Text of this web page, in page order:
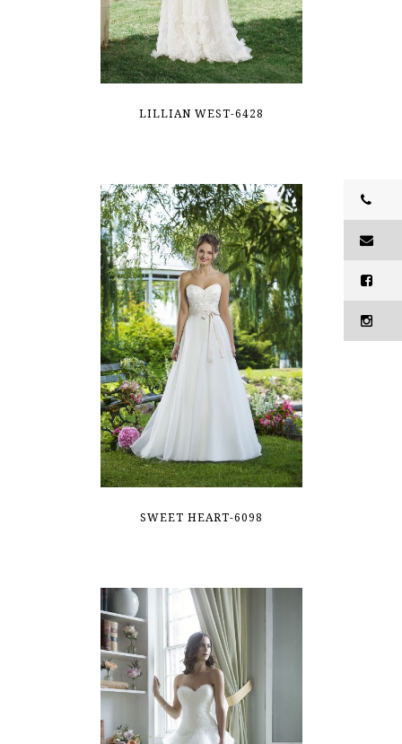
LILLIAN WEST-6428
SWEET HEART-6098